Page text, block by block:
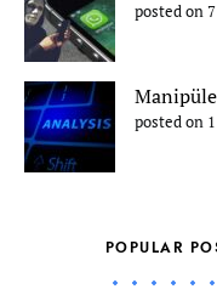
posted on
posted on
POPULAR